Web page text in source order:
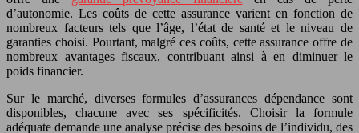
d’autonomie. Les coûts de cette assurance varient en fonction de
nombreux facteurs tels que l’âge, l’état de santé et le niveau de
garanties choisi. Pourtant, malgré ces coûts, cette assurance offre de
nombreux avantages fiscaux, contribuant ainsi à en diminuer le
poids financier.
Sur le marché, diverses formules d’assurances dépendance sont
disponibles, chacune avec ses spécificités. Choisir la formule
adéquate demande une analyse précise des besoins de l’individu, des